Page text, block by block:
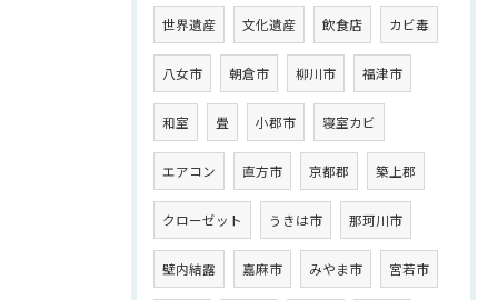
世界遺産 文化遺産 飲食店 カビ毒
八女市 朝倉市 柳川市 福津市
和室 畳 小郡市 寝室カビ
エアコン 直方市 京都郡 築上郡
クローゼット うきは市 那珂川市
壁内結露 嘉麻市 みやま市 宮若市